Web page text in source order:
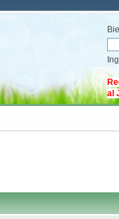
al